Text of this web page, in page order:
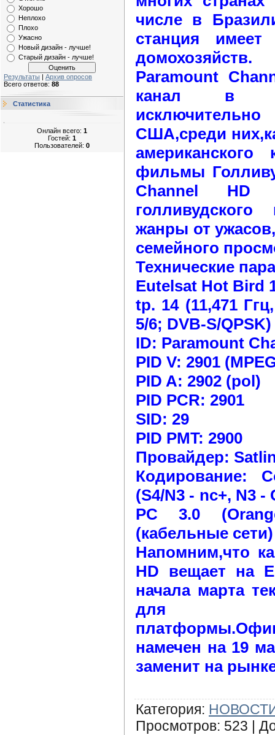
Хорошо
Неплохо
Плохо
Ужасно
Новый дизайн - лучше!
Старый дизайн - лучше!
Результаты | Архив опросов
Всего ответов: 88
Статистика
Онлайн всего: 1
Гостей: 1
Пользователей: 0
числе в
станция
домохозяйств.
Paramount
канал в
США,среди
фильмы
Channel HD
жанры от
семейного
Технические
Eutelsat Hot Bird
tp. 14 (11,471
5/6; DVB-S/QPSK)
ID: Paramount
PID V: 2901
PID A: 2902 (pol)
PID PCR: 2901
SID: 29
PID PMT: 2900
Провайдер:
Кодирование:
(S4/N3 - nc+, N3
PC 3.0
(кабельные сети)
Напомним,что
HD вещает на
начала марта
для
намечен на 19
заменит на
Категория:
Просмотров: 523 |